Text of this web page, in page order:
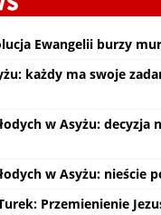
Ewangelii burzy
każdy ma swoje
w Asyżu: decyzja
w Asyżu: nieście
Przemienienie